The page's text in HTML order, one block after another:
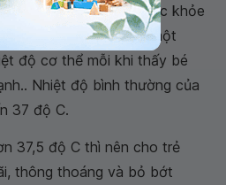
cho trẻ hàng ngày. Sức khỏe
nên hãy chuẩn bị một
độ cơ thể mỗi khi thấy bé
Nhiệt độ bình thường của
37 độ C.
37,5 độ C thì nên cho trẻ
thông thoáng và bỏ bớt